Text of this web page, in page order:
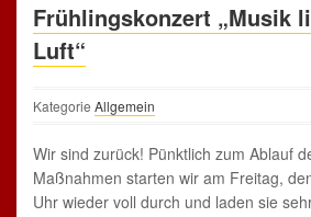
Frühlingskonzert „Musik
Luft“
Kategorie Allgemein
Wir sind zurück! Pünktlich zum Ablauf
Maßnahmen starten wir am Freitag,
Uhr wieder voll durch und laden sie